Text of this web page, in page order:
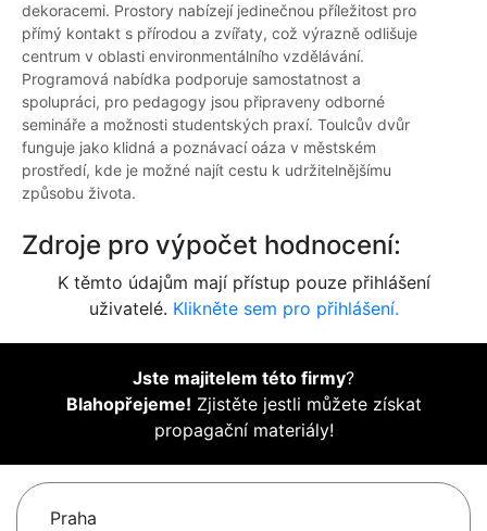
dekoracemi. Prostory nabízejí jedinečnou příležitost pro
přímý kontakt s přírodou a zvířaty, což výrazně odlišuje
centrum v oblasti environmentálního vzdělávání.
Programová nabídka podporuje samostatnost a
spolupráci, pro pedagogy jsou připraveny odborné
semináře a možnosti studentských praxí. Toulcův dvůr
funguje jako klidná a poznávací oáza v městském
prostředí, kde je možné najít cestu k udržitelnějšímu
způsobu života.
Zdroje pro výpočet hodnocení:
K těmto údajům mají přístup pouze přihlášení
uživatelé. Klikněte sem pro přihlášení.
Jste majitelem této firmy?
Blahopřejeme! Zjistěte jestli můžete získat
propagační materiály!
Praha